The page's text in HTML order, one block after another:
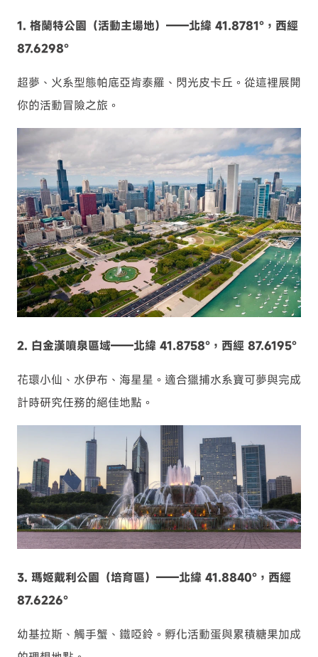
1. 格蘭特公園（活動主場地）——北緯 41.8781°，西經
87.6298°
超夢、火系型態帕底亞肯泰羅、閃光皮卡丘。從這裡展開
你的活動冒險之旅。
2. 白金漢噴泉區域——北緯 41.8758°，西經 87.6195°
花環小仙、水伊布、海星星。適合獵捕水系寶可夢與完成
計時研究任務的絕佳地點。
3. 瑪姬戴利公園（培育區）——北緯 41.8840°，西經
87.6226°
幼基拉斯、觸手蟹、鐵啞鈴。孵化活動蛋與累積糖果加成